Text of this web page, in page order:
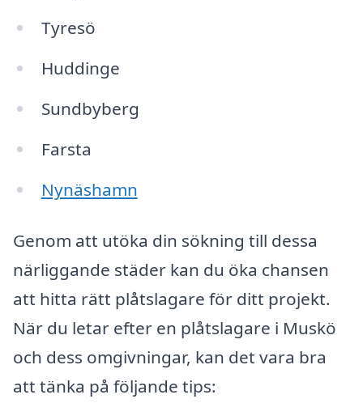
Tyresö
Huddinge
Sundbyberg
Farsta
Nynäshamn
Genom att utöka din sökning till dessa
närliggande städer kan du öka chansen
att hitta rätt plåtslagare för ditt projekt.
När du letar efter en plåtslagare i Muskö
och dess omgivningar, kan det vara bra
att tänka på följande tips: